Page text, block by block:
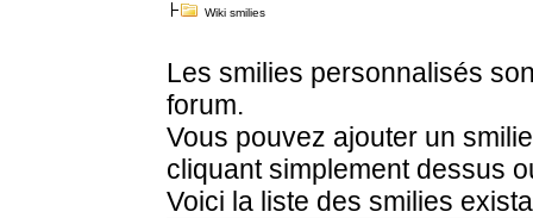
Wiki smilies
Les smilies personnalisés
forum.
Vous pouvez ajouter un
cliquant simplement dessus
Voici la liste des smilies